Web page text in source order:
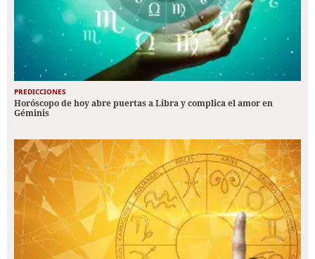
PREDICCIONES
Horóscopo de hoy abre puertas a Libra y complica el amor en
Géminis